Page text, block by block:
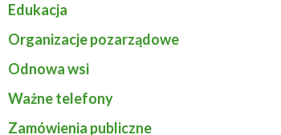
Edukacja
menu
Organizacje pozarządoweRozwiń
Odnowa wsi
Ważne telefony
Zamówienia publiczne